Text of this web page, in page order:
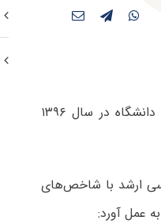
دانشگاه ولی‌عصر رفسنجان به پذیرفته‌شدگان برتر مقطع کارشناسی ارشد این دانشگاه در سال ۱۳۹۶
ارشد با شاخص‌های
عمل آورد: